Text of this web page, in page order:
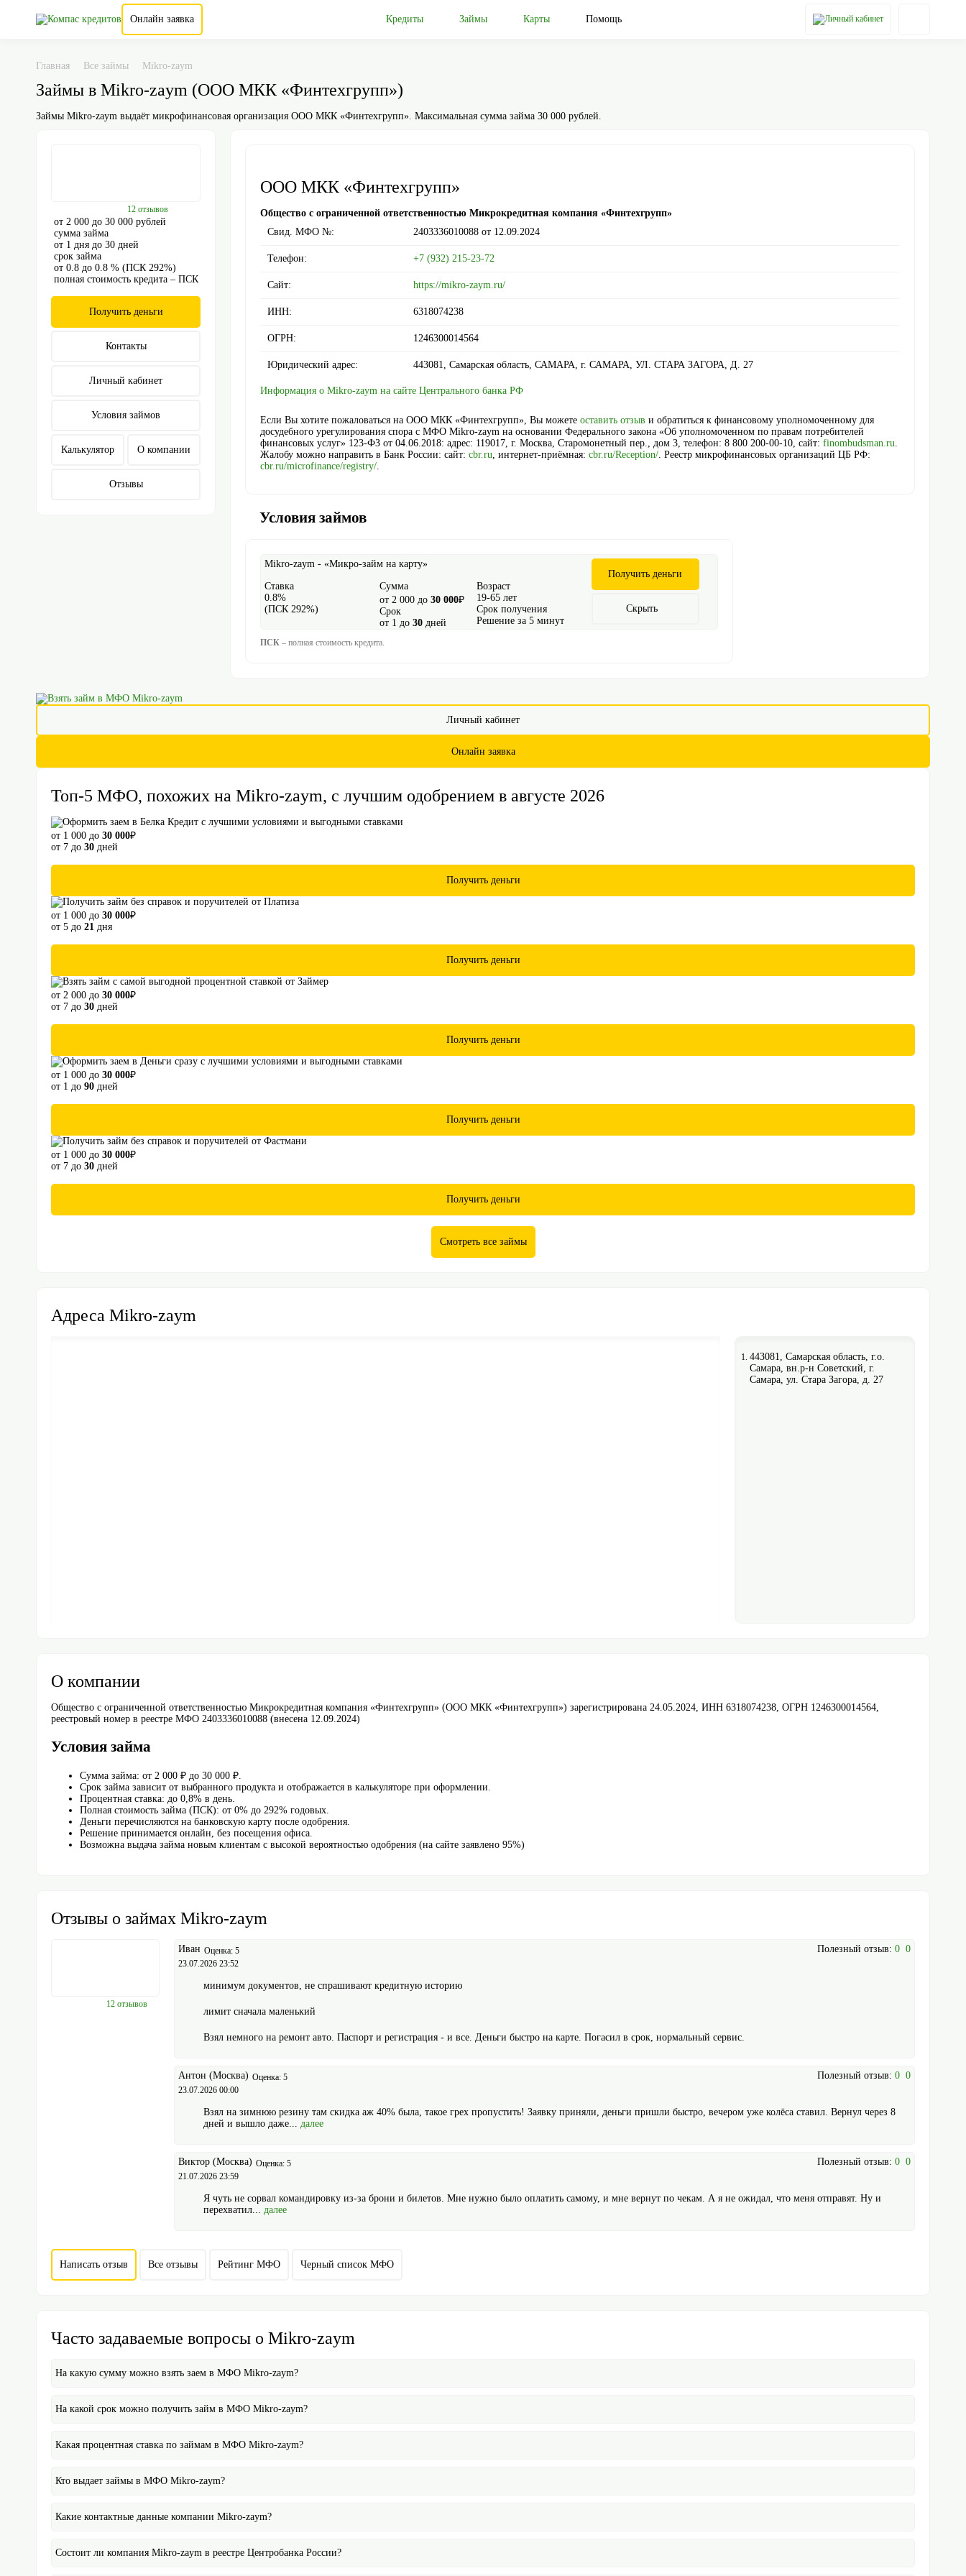
Онлайн заявка Кредиты Займы Карты Помощь
Главная Все займы Mikro-zaym
Займы в Mikro-zaym (ООО МКК «Финтехгрупп»)
Займы Mikro-zaym выдаёт микрофинансовая организация ООО МКК «Финтехгрупп». Максимальная сумма займа 30 000 рублей.
12 отзывов
от 2 000 до 30 000 рублей
сумма займа
от 1 дня до 30 дней
срок займа
от 0.8 до 0.8 % (ПСК 292%)
полная стоимость кредита – ПСК
Получить деньги
Контакты
Личный кабинет
Условия займов
Калькулятор О компании
Отзывы
ООО МКК «Финтехгрупп»
Общество с ограниченной ответственностью Микрокредитная компания «Финтехгрупп»
Свид. МФО №:
2403336010088 от 12.09.2024
Телефон: +7 (932) 215-23-72
Сайт: https://mikro-zaym.ru/
ИНН: 6318074238
ОГРН: 1246300014564
Юридический адрес: 443081, Самарская область, САМАРА, г. САМАРА, УЛ. СТАРА ЗАГОРА, Д. 27
Информация о Mikro-zaym на сайте Центрального банка РФ
Если Вы хотите пожаловаться на ООО МКК «Финтехгрупп», Вы можетеоставить отзыв и обратиться к финансовому уполномоченному для
досудебного урегулирования спора с МФО Mikro-zaym на основании Федерального закона «Об уполномоченном по правам потребителей
финансовых услуг» 123-ФЗ от 04.06.2018: адрес: 119017, г. Москва, Старомонетный пер., дом 3, телефон: 8 800 200-00-10, сайт:finombudsman.ru.
Жалобу можно направить в Банк России: сайт:cbr.ru, интернет-приёмная:cbr.ru/Reception/. Реестр микрофинансовых организаций ЦБ РФ:
cbr.ru/microfinance/registry/.
Условия займов
Mikro-zaym - «Микро-займ на карту»
Ставка
0.8%
(ПСК 292%)
Сумма
от 2 000 до30 000₽
Срок
от 1 до30 дней
Возраст
19-65 лет
Срок получения
Решение за 5 минут
Получить деньги
Скрыть
ПСК – полная стоимость кредита.
Личный кабинет
Онлайн заявка
Топ-5 МФО, похожих на Mikro-zaym, с лучшим одобрением в августе 2026
от 1 000 до 30 000₽
от 7 до 30 дней
Получить деньги
от 1 000 до 30 000₽
от 5 до 21 дня
Получить деньги
от 2 000 до 30 000₽
от 7 до 30 дней
Получить деньги
от 1 000 до 30 000₽
от 1 до 90 дней
Получить деньги
от 1 000 до 30 000₽
от 7 до 30 дней
Получить деньги
Смотреть все займы
Адреса Mikro-zaym
443081, Самарская область, г.о.
Самара, вн.р-н Советский, г.
Самара, ул. Стара Загора, д. 27
О компании
Общество с ограниченной ответственностью Микрокредитная компания «Финтехгрупп» (ООО МКК «Финтехгрупп») зарегистрирована 24.05.2024, ИНН 6318074238, ОГРН 1246300014564,
реестровый номер в реестре МФО 2403336010088 (внесена 12.09.2024)
Условия займа
Сумма займа: от 2 000 ₽ до 30 000 ₽.
Срок займа зависит от выбранного продукта и отображается в калькуляторе при оформлении.
Процентная ставка: до 0,8% в день.
Полная стоимость займа (ПСК): от 0% до 292% годовых.
Деньги перечисляются на банковскую карту после одобрения.
Решение принимается онлайн, без посещения офиса.
Возможна выдача займа новым клиентам с высокой вероятностью одобрения (на сайте заявлено 95%)
Отзывы о займах Mikro-zaym
12 отзывов
Иван Оценка: 5 Полезный отзыв: 0 0
23.07.2026 23:52
минимум документов, не спрашивают кредитную историю
лимит сначала маленький
Взял немного на ремонт авто. Паспорт и регистрация - и все. Деньги быстро на карте. Погасил в срок, нормальный сервис.
Антон (Москва) Оценка: 5 Полезный отзыв: 0 0
23.07.2026 00:00
Взял на зимнюю резину там скидка аж 40% была, такое грех пропустить! Заявку приняли, деньги пришли быстро, вечером уже колёса ставил. Вернул через 8
дней и вышло даже... далее
Виктор (Москва) Оценка: 5 Полезный отзыв: 0 0
21.07.2026 23:59
Я чуть не сорвал командировку из-за брони и билетов. Мне нужно было оплатить самому, и мне вернут по чекам. А я не ожидал, что меня отправят. Ну и
перехватил... далее
Написать отзыв Все отзывы Рейтинг МФО Черный список МФО
Часто задаваемые вопросы о Mikro-zaym
На какую сумму можно взять заем в МФО Mikro-zaym?
На какой срок можно получить займ в МФО Mikro-zaym?
Какая процентная ставка по займам в МФО Mikro-zaym?
Кто выдает займы в МФО Mikro-zaym?
Какие контактные данные компании Mikro-zaym?
Состоит ли компания Mikro-zaym в реестре Центробанка России?